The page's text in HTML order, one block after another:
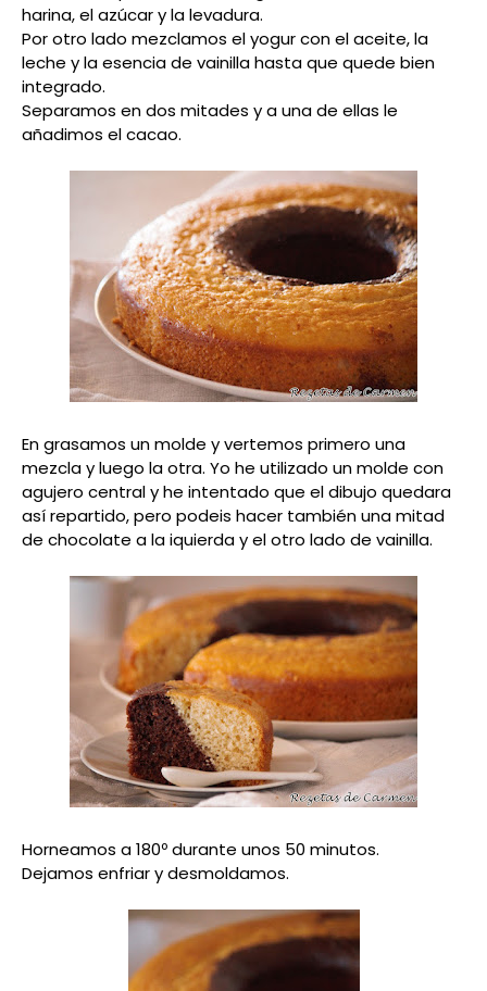
harina, el azúcar y la levadura.
Por otro lado mezclamos el yogur con el aceite, la
leche y la esencia de vainilla hasta que quede bien
integrado.
Separamos en dos mitades y a una de ellas le
añadimos el cacao.
En grasamos un molde y vertemos primero una
mezcla y luego la otra. Yo he utilizado un molde con
agujero central y he intentado que el dibujo quedara
así repartido, pero podeis hacer también una mitad
de chocolate a la iquierda y el otro lado de vainilla.
Horneamos a 180º durante unos 50 minutos.
Dejamos enfriar y desmoldamos.